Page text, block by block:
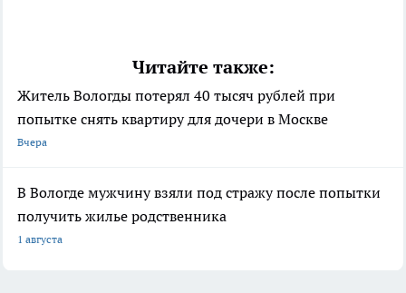
Читайте также:
Житель Вологды потерял 40 тысяч рублей при
попытке снять квартиру для дочери в Москве
Вчера
В Вологде мужчину взяли под стражу после попытки
получить жилье родственника
1 августа